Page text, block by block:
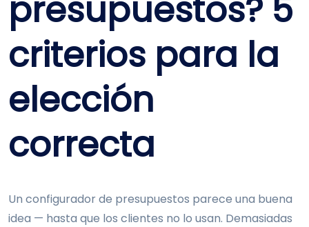
presupuestos? 5
criterios para la
elección
correcta
Un configurador de presupuestos parece una buena
idea — hasta que los clientes no lo usan. Demasiadas